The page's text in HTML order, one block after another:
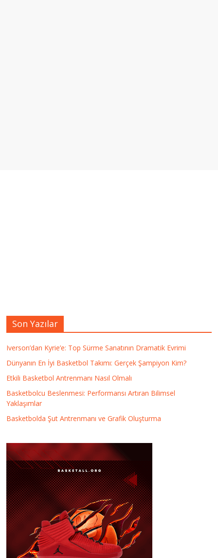
Son Yazılar
Iverson’dan Kyrie’e: Top Sürme Sanatının Dramatik Evrimi
Dünyanın En İyi Basketbol Takımı: Gerçek Şampiyon Kim?
Etkili Basketbol Antrenmanı Nasıl Olmalı
Basketbolcu Beslenmesi: Performansı Artıran Bilimsel
Yaklaşımlar
Basketbolda Şut Antrenmanı ve Grafik Oluşturma